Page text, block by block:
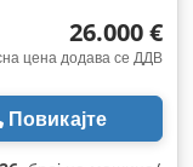
26.000 €
цена додава се ДДВ
Повикајте